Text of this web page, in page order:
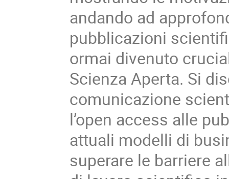
andando ad
pubblicazioni
ormai divenuto
Scienza Aperta. Si
comunicazione
l’open access alle
attuali modelli di
superare le barriere